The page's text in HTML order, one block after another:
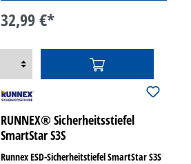
32,99 €*
RUNNEX® Sicherheitsstiefel
SmartStar S3S
Runnex ESD-Sicherheitstiefel SmartStar S3S